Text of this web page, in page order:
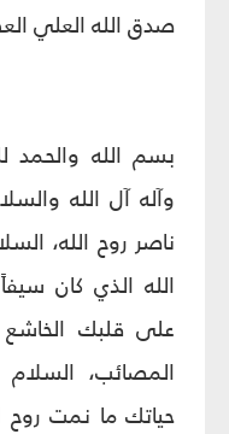
صدق الله العلي
بسم الله والحمد
وآله آل الله
ناصر روح الله،
الله الذي كان
على قلبك
المصائب، السلام
حياتك ما نمت روح